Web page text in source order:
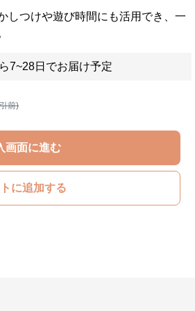
しつけや遊び時間にも活用でき、一
7~28日でお届け予定
前)
画面に進む
に追加する